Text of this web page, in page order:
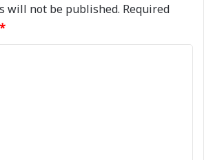
will not be published. Required
*